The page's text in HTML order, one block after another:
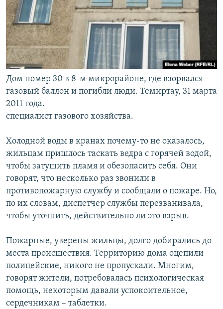
Дом номер 30 в 8-м микрорайоне, где взорвался
газовый баллон и погибли люди. Темиртау, 31 марта
2011 года.
специалист газового хозяйства.
Холодной воды в кранах почему-то не оказалось,
жильцам пришлось таскать ведра с горячей водой,
чтобы затушить пламя и обезопасить себя. Они
говорят, что несколько раз звонили в
противопожарную службу и сообщали о пожаре. Но,
по их словам, диспетчер службы перезванивала,
чтобы уточнить, действительно ли это взрыв.
Пожарные, уверены жильцы, долго добирались до
места происшествия. Территорию дома оцепили
полицейские, никого не пропускали. Многим,
говорят жители, потребовалась психологическая
помощь, некоторым давали успокоительное,
сердечникам – таблетки.